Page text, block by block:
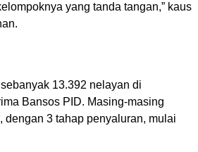
yang tanda tangan,” kaus
13.392 nelayan di
Bansos PID. Masing-masing
dengan 3 tahap penyaluran, mulai